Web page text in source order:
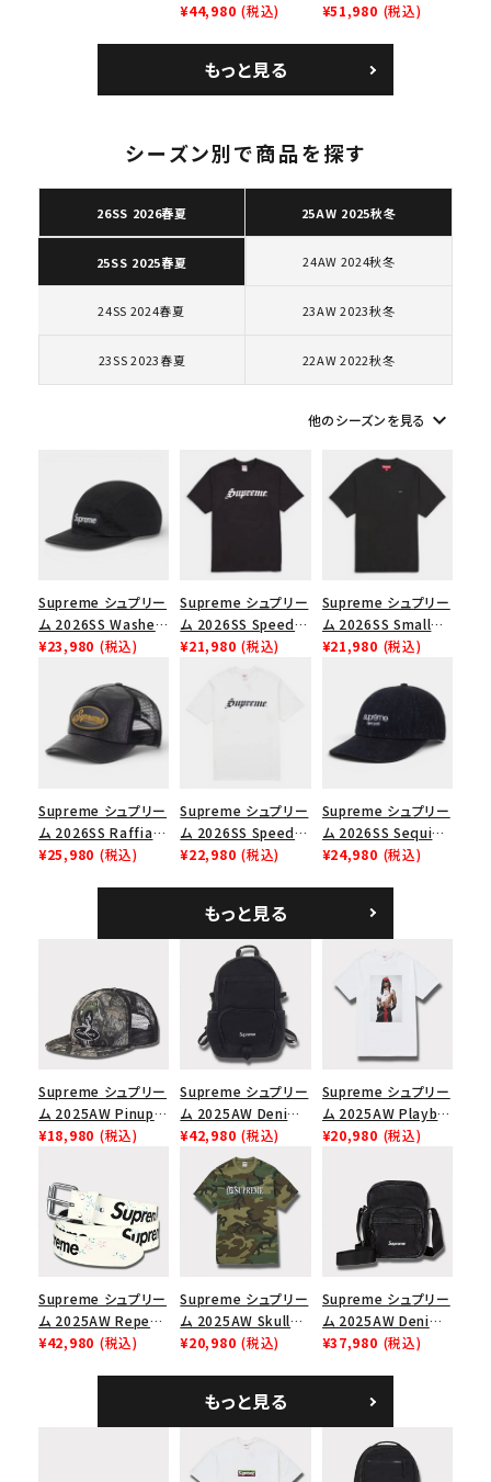
キーワードから探す
search
人気ワード 2026SS
Tシャツ・ロングスリーブ
ショルダー・ウエストバッグ
ボックスロゴ ブラックスウェット
カテゴリーから探す
シーズンから探す
価格から探す
円 ～
在庫のない商品を表示する
ム 2023AW Nike
カー ホワイト 白
¥44,980 (税込)
GOODENOUGH
ムグッドイナフ ナイキ
エアフォース１スニー
ト
¥51,980 (税込)
もっと見る
シーズン別で商品を探す
26SS 2026春夏 25AW 2025秋冬
25SS 2025春夏 24AW 2024秋冬
24SS 2024春夏 23AW 2023秋冬
23SS 2023春夏 22AW 2022秋冬
他のシーズンを見る keyboard_arrow_down
Supreme シュプリー
ム 2026SS Washed
Chino Twill Camp
ノツイル キャンプキャ
ップ ブラック
¥23,980 (税込)
Supreme シュプリー
ム 2026SS Speed
Tee スピードTシャツ
¥21,980 (税込)
Supreme シュプリー
ム 2026SS Small
Box Tee スモールボ
¥21,980 (税込)
Supreme シュプリー
ム 2026SS Raffia
Mesh Back 5-Panel
¥25,980 (税込)
Supreme シュプリー
ム 2026SS Speed
Tee スピードTシャツ
¥22,980 (税込)
Supreme シュプリー
ム 2026SS Sequin
Denim Classic
シックロゴ 6パネルキ
ャップ ブラック
¥24,980 (税込)
もっと見る
Supreme シュプリー
ム 2025AW Pinup
Mesh Back 5-Panel
ュバック 5パネルキャ
ップ トゥルーティン
バーHTC フォールカ
¥18,980 (税込)
Supreme シュプリー
ム 2025AW Denim
Backpack デニム バ
ックパック ブラック
¥42,980 (税込)
Supreme シュプリー
ム 2025AW Playboi
Carti Tee プレイボ
¥20,980 (税込)
Supreme シュプリー
ム 2025AW Repeat
Leather Belt リピー
¥42,980 (税込)
Supreme シュプリー
ム 2025AW Skull
Tee スカル Tシャ
¥20,980 (税込)
Supreme シュプリー
ム 2025AW Denim
Shoulder Bag デニ
¥37,980 (税込)
もっと見る